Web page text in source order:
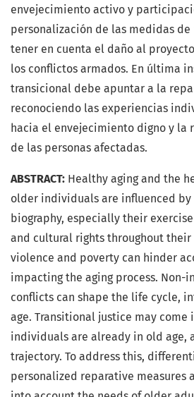
envejecimiento activo y
personalización de las medidas
tener en cuenta el daño al
los conflictos armados. En última
transicional debe apuntar a la
reconociendo las experiencias
hacia el envejecimiento digno y la
de las personas afectadas.
ABSTRACT: Healthy aging and the
older individuals are influenced by
biography, especially their
and cultural rights throughout their
violence and poverty can hinder
impacting the aging process. Non-
conflicts can shape the life cycle,
age. Transitional justice may come
individuals are already in old age,
trajectory. To address this,
personalized reparative measures